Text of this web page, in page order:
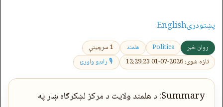
پښتودریEnglish
روان خبر Politics هلمند
1 سرچینې
تازه شوی: 2026-07-01 12:29:23
🎙 راډیو واورئ
Summary: د هلمند ولایت د مرکز لښکرګاه ښار په